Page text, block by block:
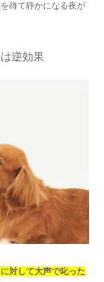
得て静かになる夜が
逆効果
対して大声で叱った